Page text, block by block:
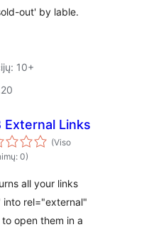
out' by lable.
10+
External Links
(Viso
0)
all your links
rel="external"
open them in a